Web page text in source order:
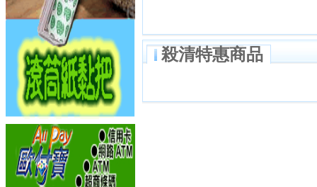
殺清特惠商品